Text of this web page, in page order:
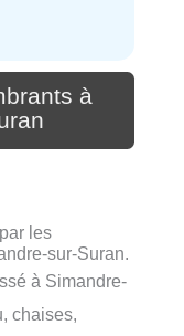
à
les
sur-Suran.
à Simandre-
chaises,